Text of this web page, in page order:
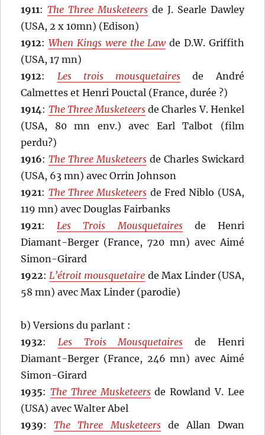
1911:The Three Musketeers de J. Searle Dawley
(USA, 2 x 10mn) (Edison)
1912:When Kings were the Lawde D.W. Griffith
(USA, 17 mn)
1912: Les trois mousquetaires de André
Calmettes et Henri Pouctal (France, durée ?)
1914: The Three Musketeersde Charles V. Henkel
(USA, 80 mn env.) avec Earl Talbot (film
perdu?)
1916:The Three Musketeers de Charles Swickard
(USA, 63 mn) avec Orrin Johnson
1921: The Three Musketeers de Fred Niblo (USA,
119 mn) avec Douglas Fairbanks
1921:Les Trois Mousquetairesde Henri
Diamant-Berger (France, 720 mn) avec Aimé
Simon-Girard
1922:L’étroit mousquetaire de Max Linder (USA,
58 mn) avec Max Linder (parodie)
b) Versions du parlant :
1932: Les Trois Mousquetaires de Henri
Diamant-Berger (France, 246 mn) avec Aimé
Simon-Girard
1935:The Three Musketeersde Rowland V. Lee
(USA) avec Walter Abel
1939:The Three Musketeersde Allan Dwan